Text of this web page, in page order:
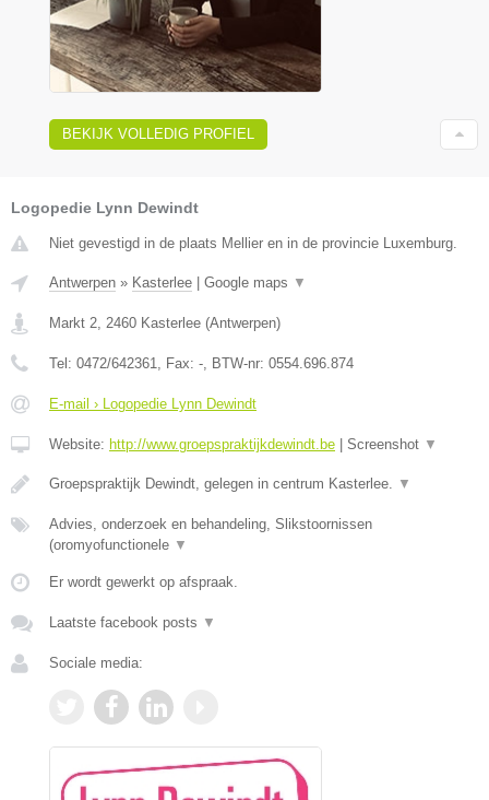
BEKIJK VOLLEDIG PROFIEL
Logopedie Lynn Dewindt
Niet gevestigd in de plaats Mellier en in de provincie Luxemburg.
Antwerpen » Kasterlee | Google maps ▼
Markt 2 2460 Kasterlee (Antwerpen)
Tel: 0472/642361 , Fax: - , BTW-nr: 0554.696.874
E-mail › Logopedie Lynn Dewindt
Website: http://www.groepspraktijkdewindt.be | Screenshot ▼
Groepspraktijk Dewindt, gelegen in centrum Kasterlee. ▼
Advies, onderzoek en behandeling, Slikstoornissen
(oromyofunctionele ▼
Er wordt gewerkt op afspraak.
Laatste facebook posts ▼
Sociale media: